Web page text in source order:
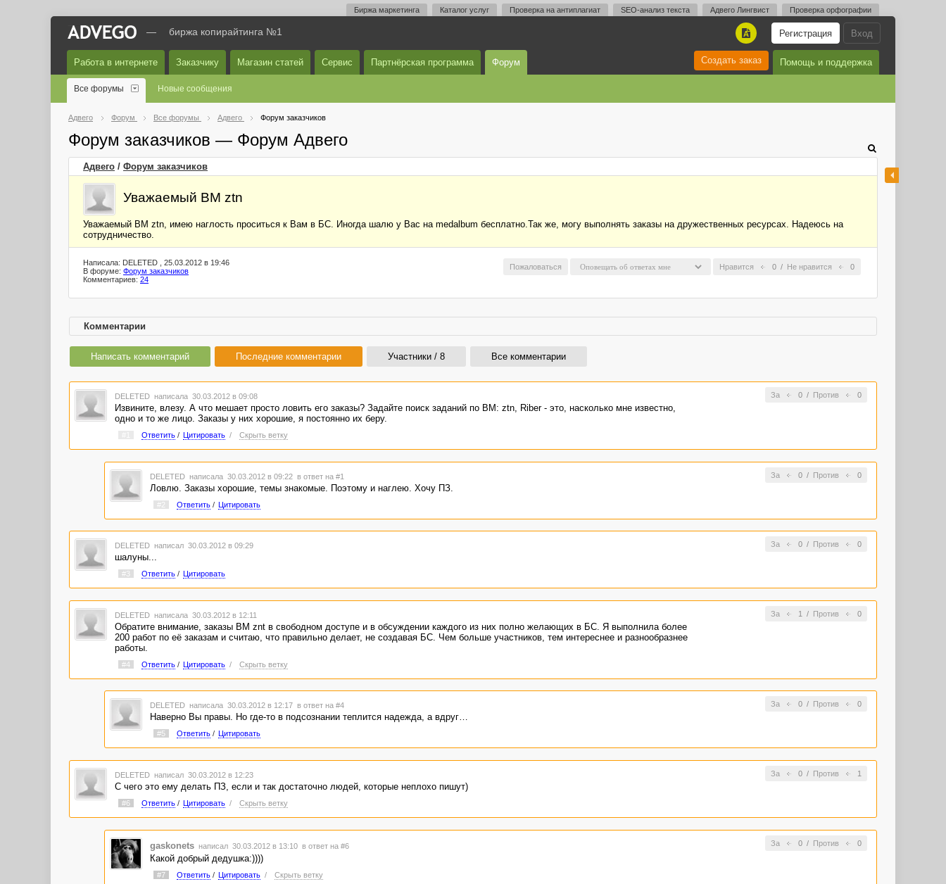
Биржа маркетинга Каталог услуг Проверка на антиплагиат SEO-анализ текста Адвего Лингвист Проверка орфографии
Вход
Регистрация
A
— биржа копирайтинга №1
Работа в интернете Заказчику Магазин статей Сервис Партнёрская программа Форум Помощь и поддержка
Создать заказ
Все форумы Новые сообщения
Адвего Форум Все форумы Адвего Форум заказчиков
Форум заказчиков — Форум Адвего
Адвего / Форум заказчиков
Уважаемый ВМ ztn
Уважаемый ВМ ztn, имею наглость проситься к Вам в БС. Иногда шалю у Вас на medalbum бесплатно.Так же, могу выполнять заказы на дружественных ресурсах. Надеюсь на
сотрудничество.
Нравится 0 / Не нравится 0
Пожаловаться
Написала: DELETED , 25.03.2012 в 19:46
В форуме: Форум заказчиков
Комментариев: 24
Комментарии
Написать комментарий Последние комментарии Участники / 8 Все комментарии
За 0/ Против 0
DELETED написала 30.03.2012 в 09:08
Извините, влезу. А что мешает просто ловить его заказы? Задайте поиск заданий по ВМ: ztn, Riber - это, насколько мне известно,
одно и то же лицо. Заказы у них хорошие, я постоянно их беру.
Ответить/ Цитировать / Скрыть ветку
За 0/ Против 0
DELETED написала 30.03.2012 в 09:22 в ответ на #1
Ловлю. Заказы хорошие, темы знакомые. Поэтому и наглею. Хочу ПЗ.
#2 Ответить/ Цитировать
За 0/ Против 0
DELETED написал 30.03.2012 в 09:29
шалуны...
#3 Ответить/ Цитировать
За 1 / Против 0
DELETED написала 30.03.2012 в 12:11
Обратите внимание, заказы ВМ znt в свободном доступе и в обсуждении каждого из них полно желающих в БС. Я выполнила более
200 работ по её заказам и считаю, что правильно делает, не создавая БС. Чем больше участников, тем интереснее и разнообразнее
работы.
#4 Ответить/ Цитировать / Скрыть ветку
За 0/ Против 0
DELETED написала 30.03.2012 в 12:17 в ответ на #4
Наверно Вы правы. Но где-то в подсознании теплится надежда, а вдруг…
#5 Ответить/ Цитировать
За 0/ Против 1
DELETED написал 30.03.2012 в 12:23
С чего это ему делать ПЗ, если и так достаточно людей, которые неплохо пишут)
#6 Ответить/ Цитировать / Скрыть ветку
За 0/ Против 0
gaskonets написал 30.03.2012 в 13:10 в ответ на #6
Какой добрый дедушка:))))
#7 Ответить/ Цитировать / Скрыть ветку